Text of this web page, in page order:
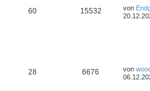
60 15532 von
28 6676 von